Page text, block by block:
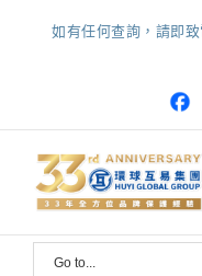
如有任何查詢，請即致
Go to...